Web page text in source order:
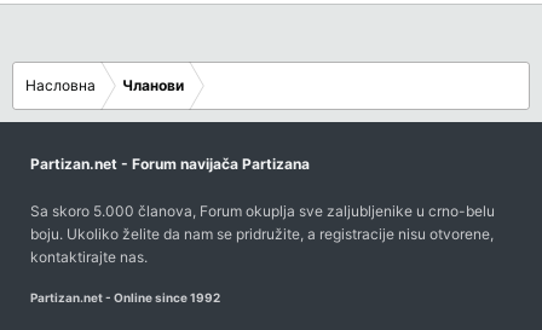
Насловна Чланови
Partizan.net - Forum navijača Partizana
Sa skoro 5.000 članova, Forum okuplja sve zaljubljenike u crno-belu
boju. Ukoliko želite da nam se pridružite, a registracije nisu otvorene,
kontaktirajte nas.
Partizan.net - Online since 1992